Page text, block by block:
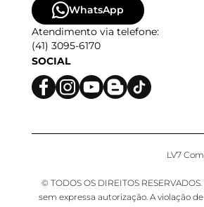
WhatsApp
Atendimento via telefone:
(41) 3095-6170
SOCIAL
LV7
© TODOS OS DIREITOS
sem expressa autorização. A violação